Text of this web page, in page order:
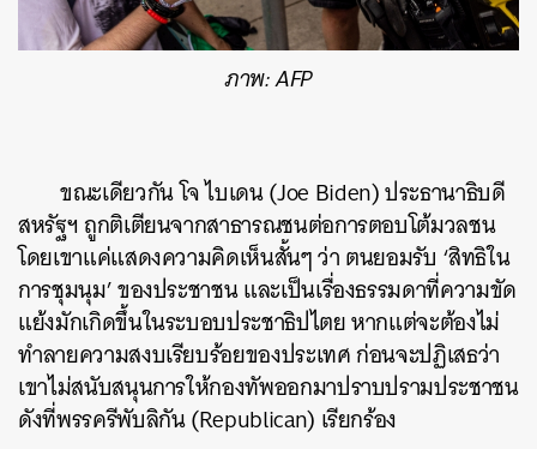
ภาพ: AFP
ขณะเดียวกัน โจ ไบเดน (Joe Biden) ประธานาธิบดี
สหรัฐฯ ถูกติเตียนจากสาธารณชนต่อการตอบโต้มวลชน
โดยเขาแค่แสดงความคิดเห็นสั้นๆ ว่า ตนยอมรับ ‘สิทธิใน
การชุมนุม’ ของประชาชน และเป็นเรื่องธรรมดาที่ความขัด
แย้งมักเกิดขึ้นในระบอบประชาธิปไตย หากแต่จะต้องไม่
ทำลายความสงบเรียบร้อยของประเทศ ก่อนจะปฏิเสธว่า
เขาไม่สนับสนุนการให้กองทัพออกมาปราบปรามประชาชน
ดังที่พรรครีพับลิกัน (Republican) เรียกร้อง
ค้นหา
SHARE TWEET LINE EMAIL